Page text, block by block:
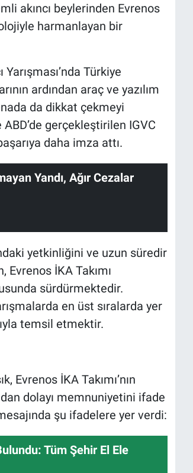
akıncı beylerinden Evrenos
harmanlayan bir
Türkiye
ardından araç ve yazılım
da dikkat çekmeyi
gerçekleştirilen IGVC
daha imza attı.
Yandı, Ağır Cezalar
yetkinliğini ve uzun süredir
Evrenos İKA Takımı
sürdürmektedir.
en üst sıralarda yer
temsil etmektir.
Evrenos İKA Takımı’nın
dolayı memnuniyetini ifade
şu ifadelere yer verdi:
Tüm Şehir El Ele